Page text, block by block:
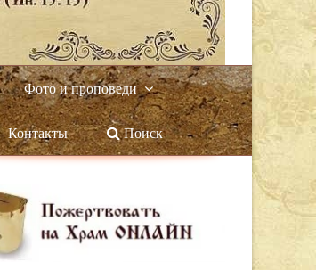
Фото и проповеди
Контакты Поиск